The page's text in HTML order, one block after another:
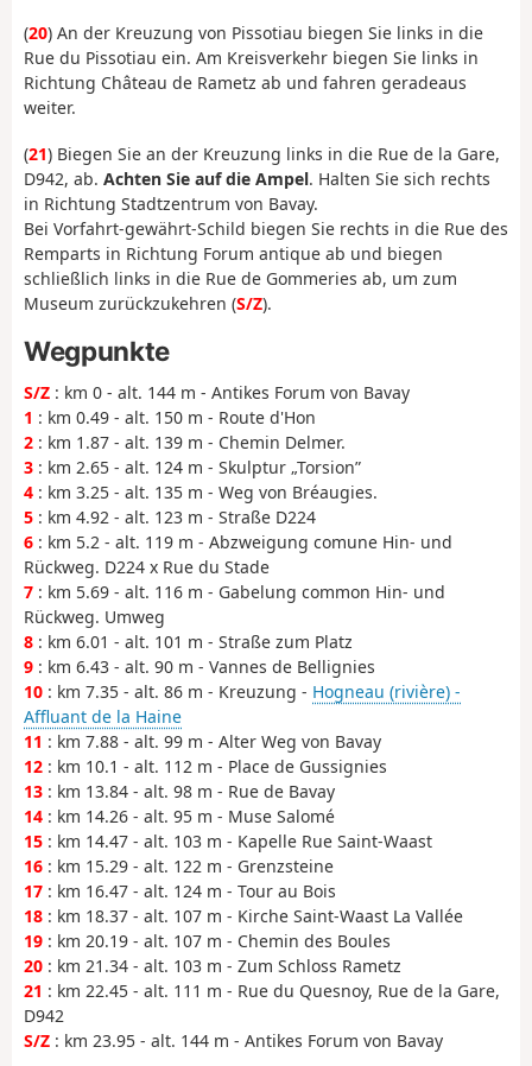
(20) An der Kreuzung von Pissotiau biegen Sie links in die
Rue du Pissotiau ein. Am Kreisverkehr biegen Sie links in
Richtung Château de Rametz ab und fahren geradeaus
weiter.
(21) Biegen Sie an der Kreuzung links in die Rue de la Gare,
D942, ab. Achten Sie auf die Ampel. Halten Sie sich rechts
in Richtung Stadtzentrum von Bavay.
Bei Vorfahrt-gewährt-Schild biegen Sie rechts in die Rue des
Remparts in Richtung Forum antique ab und biegen
schließlich links in die Rue de Gommeries ab, um zum
Museum zurückzukehren (S/Z).
Wegpunkte
S/Z : km 0 - alt. 144 m - Antikes Forum von Bavay
1 : km 0.49 - alt. 150 m - Route d'Hon
2 : km 1.87 - alt. 139 m - Chemin Delmer.
3 : km 2.65 - alt. 124 m - Skulptur „Torsion”
4 : km 3.25 - alt. 135 m - Weg von Bréaugies.
5 : km 4.92 - alt. 123 m - Straße D224
6 : km 5.2 - alt. 119 m - Abzweigung comune Hin- und
Rückweg. D224 x Rue du Stade
7 : km 5.69 - alt. 116 m - Gabelung common Hin- und
Rückweg. Umweg
8 : km 6.01 - alt. 101 m - Straße zum Platz
9 : km 6.43 - alt. 90 m - Vannes de Bellignies
10 : km 7.35 - alt. 86 m - Kreuzung - Hogneau (rivière) -
Affluant de la Haine
11 : km 7.88 - alt. 99 m - Alter Weg von Bavay
12 : km 10.1 - alt. 112 m - Place de Gussignies
13 : km 13.84 - alt. 98 m - Rue de Bavay
14 : km 14.26 - alt. 95 m - Muse Salomé
15 : km 14.47 - alt. 103 m - Kapelle Rue Saint-Waast
16 : km 15.29 - alt. 122 m - Grenzsteine
17 : km 16.47 - alt. 124 m - Tour au Bois
18 : km 18.37 - alt. 107 m - Kirche Saint-Waast La Vallée
19 : km 20.19 - alt. 107 m - Chemin des Boules
20 : km 21.34 - alt. 103 m - Zum Schloss Rametz
21 : km 22.45 - alt. 111 m - Rue du Quesnoy, Rue de la Gare,
D942
S/Z : km 23.95 - alt. 144 m - Antikes Forum von Bavay